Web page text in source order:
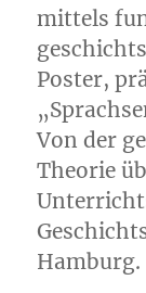
mittels
Poster,
Von der
Theorie
Hamburg.